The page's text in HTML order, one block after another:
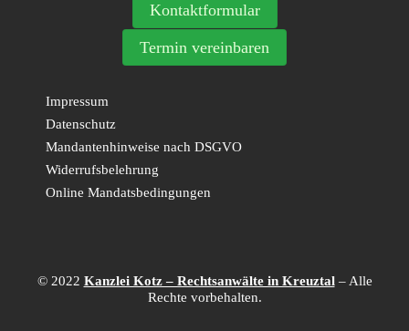
Kontaktformular
Termin vereinbaren
Impressum
Datenschutz
Mandantenhinweise nach DSGVO
Widerrufsbelehrung
Online Mandatsbedingungen
© 2022 Kanzlei Kotz – Rechtsanwälte in Kreuztal– Alle
Rechte vorbehalten.